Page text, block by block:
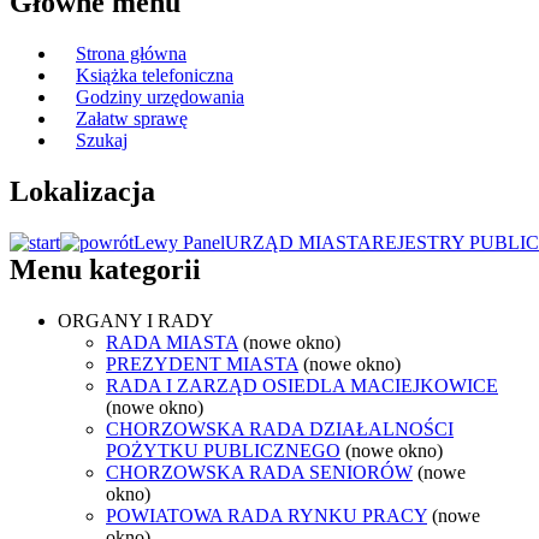
Strona główna
Książka telefoniczna
Godziny urzędowania
Załatw sprawę
Szukaj
Lokalizacja
Lewy PanelURZĄD MIASTAREJESTRY
Menu kategorii
ORGANY I RADY
RADA MIASTA (nowe okno)
PREZYDENT MIASTA (nowe okno)
RADA I ZARZĄD OSIEDLA MACIEJKOWICE
(nowe okno)
CHORZOWSKA RADA DZIAŁALNOŚCI
POŻYTKU PUBLICZNEGO (nowe okno)
CHORZOWSKA RADA SENIORÓW (nowe
okno)
POWIATOWA RADA RYNKU PRACY (nowe